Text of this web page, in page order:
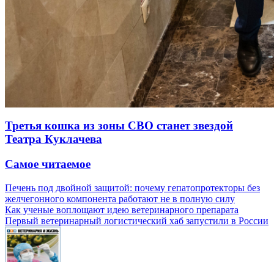
Третья кошка из зоны СВО станет звездой
Театра Куклачева
Самое читаемое
Печень под двойной защитой: почему гепатопротекторы без
желчегонного компонента работают не в полную силу
Как ученые воплощают идею ветеринарного препарата
Первый ветеринарный логистический хаб запустили в России